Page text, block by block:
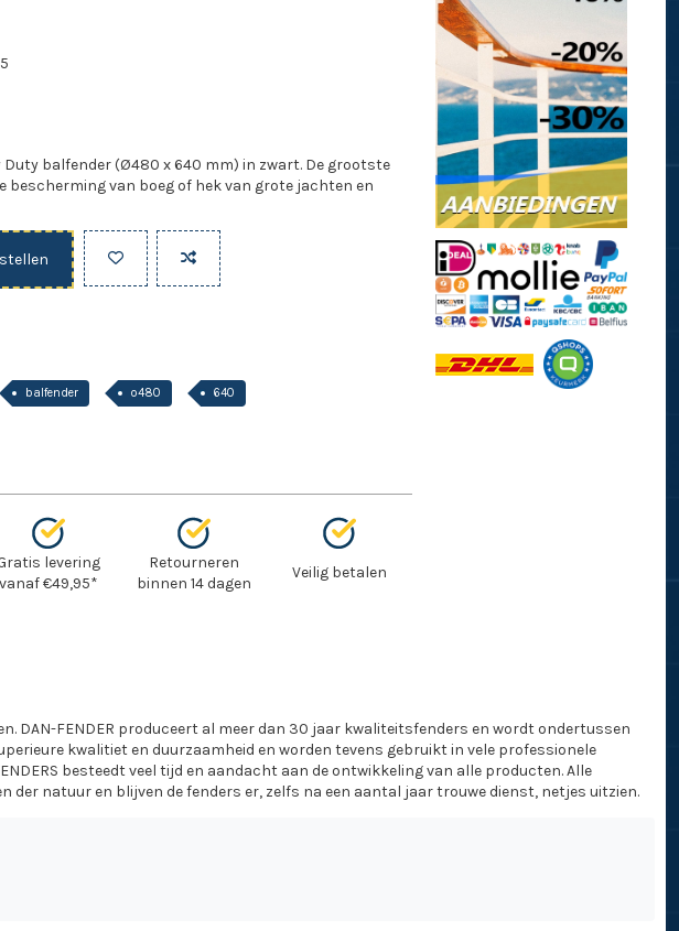
Duty balfender (Ø480 x 640 mm) in zwart. De grootste
bescherming van boeg of hek van grote jachten en
balfender o480 640
levering
vanaf €49,95*
Retourneren
binnen 14 dagen
Veilig betalen
DAN-FENDER produceert al meer dan 30 jaar kwaliteitsfenders en wordt ondertussen
kwalitiet en duurzaamheid en worden tevens gebruikt in vele professionele
besteedt veel tijd en aandacht aan de ontwikkeling van alle producten. Alle
natuur en blijven de fenders er, zelfs na een aantal jaar trouwe dienst, netjes uitzien.